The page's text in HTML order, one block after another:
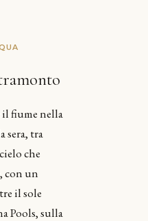
il fiume nella
sera, tra
che
con un
il sole
Pools, sulla